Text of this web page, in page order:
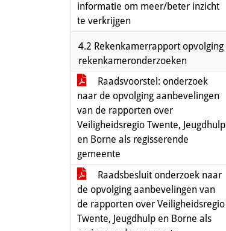
informatie om meer/beter inzicht
te verkrijgen
4.2 Rekenkamerrapport opvolging
rekenkameronderzoeken
Raadsvoorstel: onderzoek
naar de opvolging aanbevelingen
van de rapporten over
Veiligheidsregio Twente, Jeugdhulp
en Borne als regisserende
gemeente
Raadsbesluit onderzoek naar
de opvolging aanbevelingen van
de rapporten over Veiligheidsregio
Twente, Jeugdhulp en Borne als